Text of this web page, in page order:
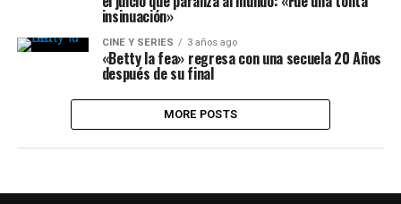
insinuación»
CINE Y SERIES 3 años ago
«Betty la fea» regresa con una secuela 20 Años
después de su final
MORE POSTS